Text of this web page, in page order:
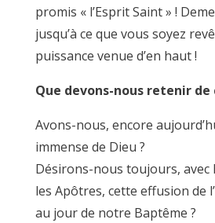
promis « l’Esprit Saint » !
jusqu’à ce que vous soyez
puissance venue d’en haut !
Que devons-nous retenir de
Avons-nous, encore
immense de Dieu ?
Désirons-nous toujours, avec
les Apôtres, cette effusion de
au jour de notre Baptême ?